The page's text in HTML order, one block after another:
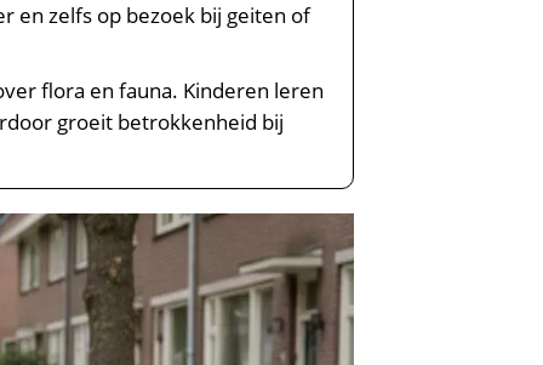
en zelfs op bezoek bij geiten of
flora en fauna.​ Kinderen leren
groeit betrokkenheid bij